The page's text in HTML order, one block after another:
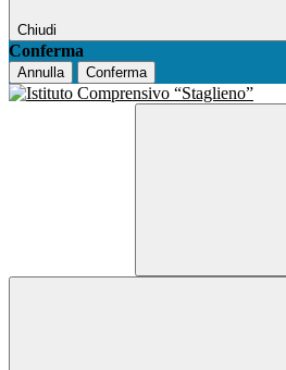
Chiudi
Conferma
Annulla Conferma